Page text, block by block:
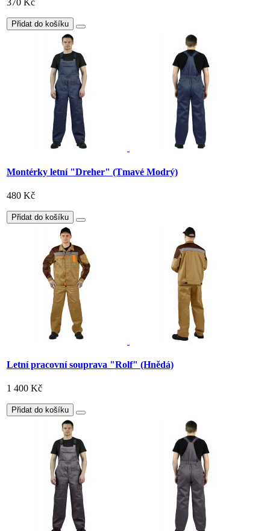
370 Kč
Přidat do košíku
Montérky letní "Dreher" (Tmavé Modrý)
480 Kč
Přidat do košíku
Letní pracovní souprava "Rolf" (Hnědá)
1 400 Kč
Přidat do košíku